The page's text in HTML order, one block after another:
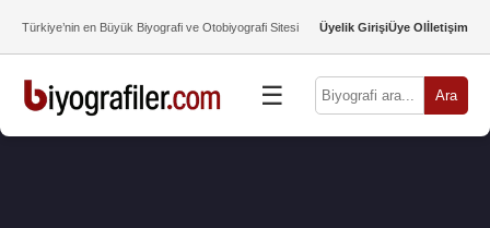
Türkiye’nin en Büyük Biyografi ve Otobiyografi Sitesi Üyelik GirişiÜye Olİletişim
☰ Ara